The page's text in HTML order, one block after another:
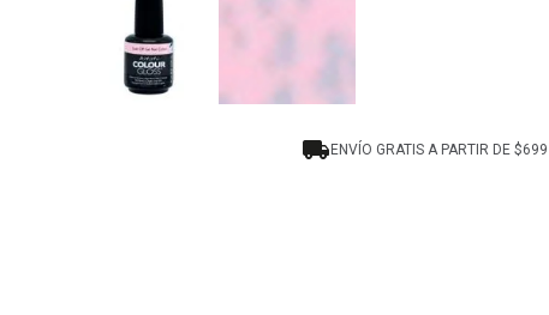
ENVÍO GRATIS A PARTIR DE $699